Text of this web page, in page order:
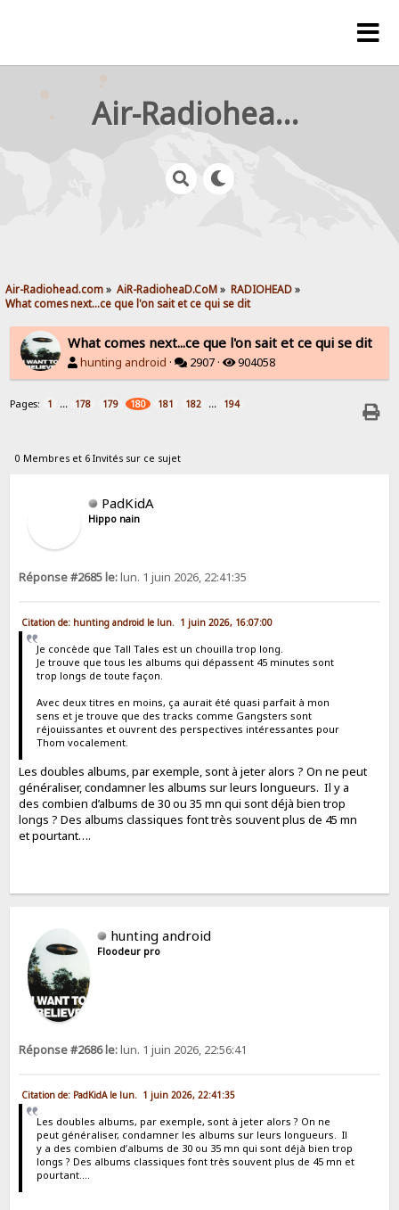
Air-Radiohead.com
Air-Radiohead.com» AiR-RadioheaD.CoM» RADIOHEAD»
What comes next...ce que l'on sait et ce qui se dit
What comes next...ce que l'on sait et ce qui se dit
hunting android · 2907 · 904058
Pages: 1 ... 178 179 180 181 182 ... 194
0 Membres et 6 Invités sur ce sujet
PadKidA
Hippo nain
Réponse #2685 le:lun. 1 juin 2026, 22:41:35
Citation de: hunting android le lun. 1 juin 2026, 16:07:00
Je concède que Tall Tales est un chouilla trop long.
Je trouve que tous les albums qui dépassent 45 minutes sont
trop longs de toute façon.
Avec deux titres en moins, ça aurait été quasi parfait à mon
sens et je trouve que des tracks comme Gangsters sont
réjouissantes et ouvrent des perspectives intéressantes pour
Thom vocalement.
Les doubles albums, par exemple, sont à jeter alors ? On ne peut
généraliser, condamner les albums sur leurs longueurs. Il y a
des combien d’albums de 30 ou 35 mn qui sont déjà bien trop
longs ? Des albums classiques font très souvent plus de 45 mn
et pourtant….
hunting android
Floodeur pro
Réponse #2686 le:lun. 1 juin 2026, 22:56:41
Citation de: PadKidA le lun. 1 juin 2026, 22:41:35
Les doubles albums, par exemple, sont à jeter alors ? On ne
peut généraliser, condamner les albums sur leurs longueurs. Il
y a des combien d’albums de 30 ou 35 mn qui sont déjà bien trop
longs ? Des albums classiques font très souvent plus de 45 mn et
pourtant….